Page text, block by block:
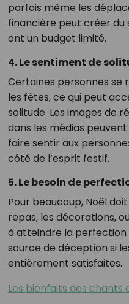
parfois même les
financière peut créer du
ont un budget limité.
4. Le sentiment de
Certaines personnes se
les fêtes, ce qui peut
solitude. Les images de
dans les médias
faire sentir aux
côté de l’esprit festif.
5. Le besoin de
Pour beaucoup, Noël
repas, les décorations,
à atteindre la
source de déception si
entièrement satisfaites.
Les bienfaits des chants